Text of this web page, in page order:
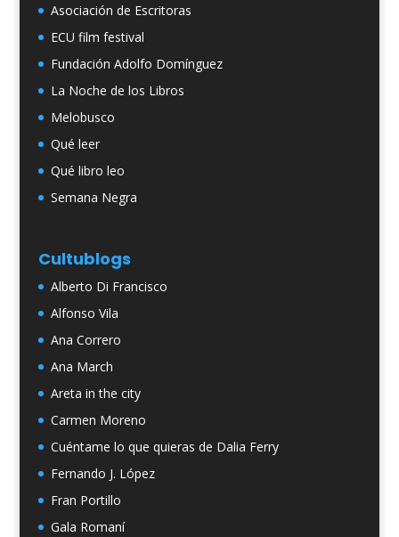
Asociación de Escritoras
ECU film festival
Fundación Adolfo Domínguez
La Noche de los Libros
Melobusco
Qué leer
Qué libro leo
Semana Negra
Cultublogs
Alberto Di Francisco
Alfonso Vila
Ana Correro
Ana March
Areta in the city
Carmen Moreno
Cuéntame lo que quieras de Dalia Ferry
Fernando J. López
Fran Portillo
Gala Romaní